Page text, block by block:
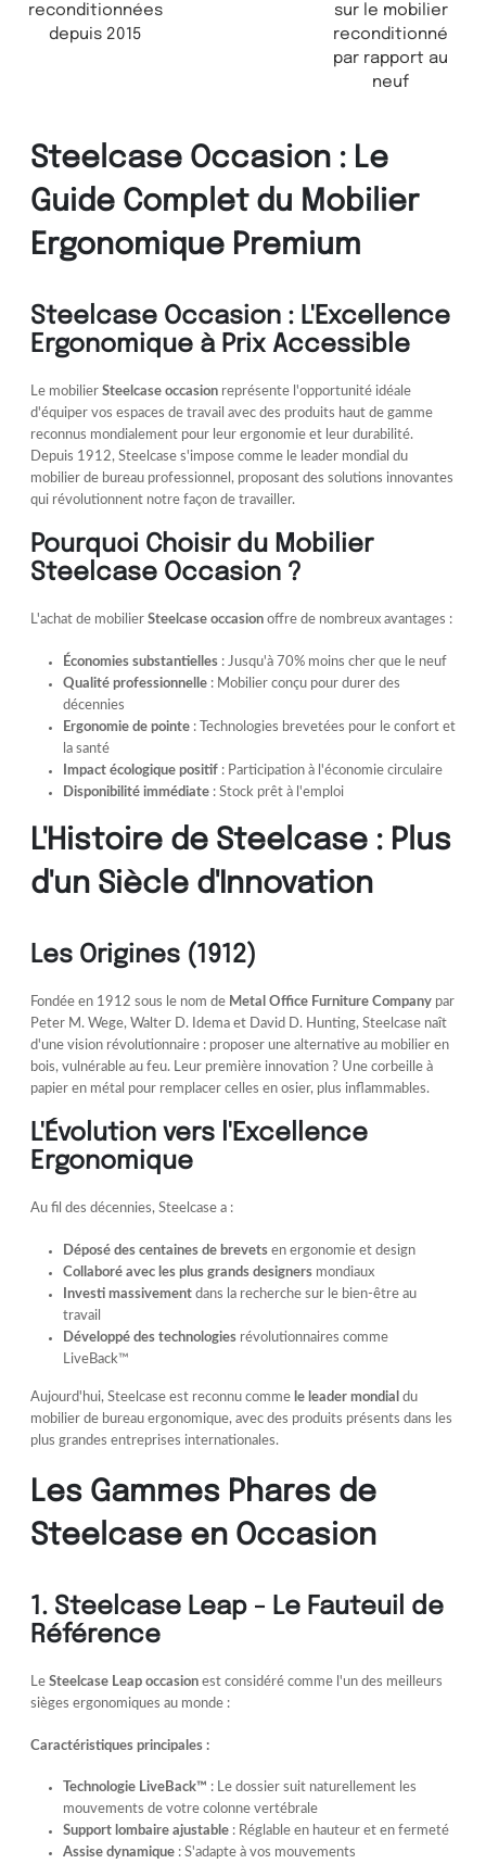
reconditionnées
depuis 2015
sur le mobilier
reconditionné
par rapport au
neuf
Steelcase Occasion : Le
Guide Complet du Mobilier
Ergonomique Premium
Steelcase Occasion : L'Excellence
Ergonomique à Prix Accessible
Le mobilierSteelcase occasion représente l'opportunité idéale
d'équiper vos espaces de travail avec des produits haut de gamme
reconnus mondialement pour leur ergonomie et leur durabilité.
Depuis 1912, Steelcase s'impose comme le leader mondial du
mobilier de bureau professionnel, proposant des solutions innovantes
qui révolutionnent notre façon de travailler.
Pourquoi Choisir du Mobilier
Steelcase Occasion ?
L'achat de mobilierSteelcase occasion offre de nombreux avantages :
Économies substantielles: Jusqu'à 70% moins cher que le neuf
Qualité professionnelle: Mobilier conçu pour durer des
décennies
Ergonomie de pointe: Technologies brevetées pour le confort et
la santé
Impact écologique positif: Participation à l'économie circulaire
Disponibilité immédiate: Stock prêt à l'emploi
L'Histoire de Steelcase : Plus
d'un Siècle d'Innovation
Les Origines (1912)
Fondée en 1912 sous le nom de Metal Office Furniture Company par
Peter M. Wege, Walter D. Idema et David D. Hunting, Steelcase naît
d'une vision révolutionnaire : proposer une alternative au mobilier en
bois, vulnérable au feu. Leur première innovation ? Une corbeille à
papier en métal pour remplacer celles en osier, plus inflammables.
L'Évolution vers l'Excellence
Ergonomique
Au fil des décennies, Steelcase a :
Déposé des centaines de brevetsen ergonomie et design
Collaboré avec les plus grands designersmondiaux
Investi massivementdans la recherche sur le bien-être au
travail
Développé des technologiesrévolutionnaires comme
LiveBack™
Aujourd'hui, Steelcase est reconnu comme le leader mondial du
mobilier de bureau ergonomique, avec des produits présents dans les
plus grandes entreprises internationales.
Les Gammes Phares de
Steelcase en Occasion
1. Steelcase Leap - Le Fauteuil de
Référence
LeSteelcase Leap occasion est considéré comme l'un des meilleurs
sièges ergonomiques au monde :
Caractéristiques principales :
Technologie LiveBack™ : Le dossier suit naturellement les
mouvements de votre colonne vertébrale
Support lombaire ajustable: Réglable en hauteur et en fermeté
Assise dynamique: S'adapte à vos mouvements